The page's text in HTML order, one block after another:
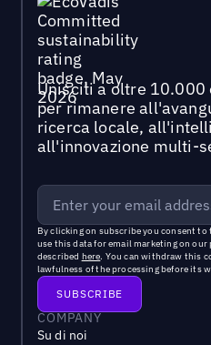
Unisciti a oltre
per rimanere
ricerca locale,
all'innovazione multi-
By clicking on subscribe you consent to
use this data for email marketing on
described here. You can withdraw this
lawfulness of the processing before its
COMPANY
Su di noi